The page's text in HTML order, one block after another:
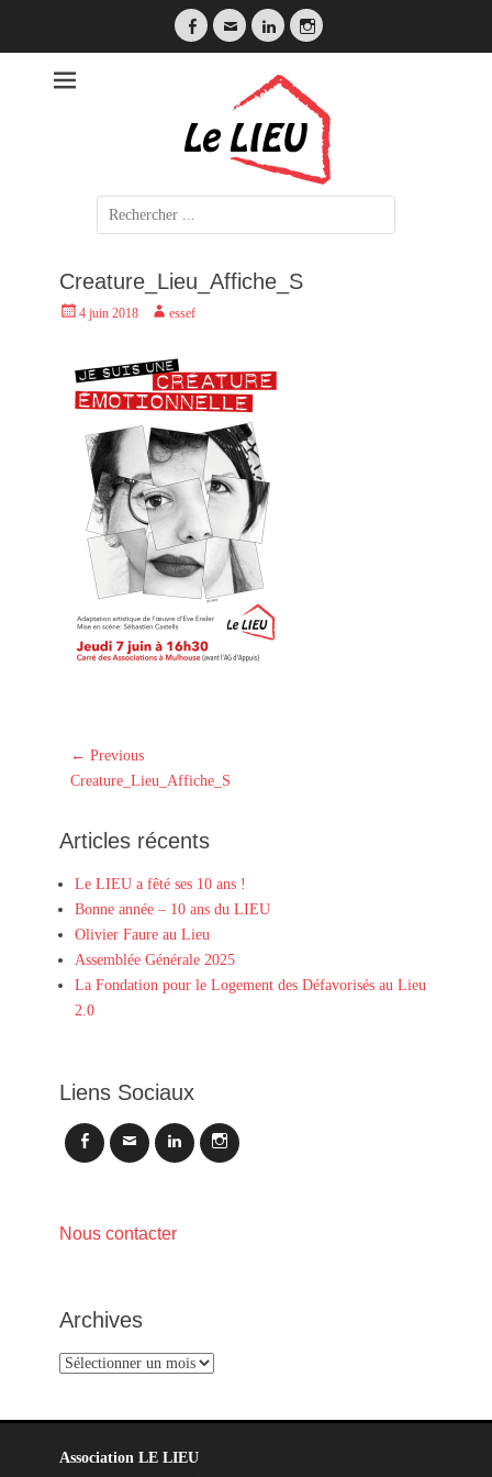
Facebook
EmailLinkedInInstagram
LE LIEU
Search
for:
Creature_Lieu_Affiche_S
Posted4 juin 2018 Authoressef
Navigation
de
← Previous
Previous
Creature_Lieu_Affiche_S
Articles récents
Le LIEU a fêté ses 10 ans !
Bonne année – 10 ans du LIEU
Olivier Faure au Lieu
Assemblée Générale 2025
La Fondation pour le Logement des Défavorisés au Lieu
2.0
Liens Sociaux
FacebookEmail LinkedInInstagram
Nous contacter
Archives
Archives
Association LE LIEU